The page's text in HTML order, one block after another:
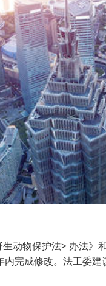
生动物保护法> 办法
完成修改。法工委